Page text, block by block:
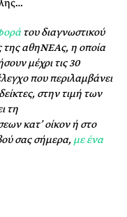
του διαγνωστικού
της αθηΝΕΑς, η οποία
μέχρι τις 30
που περιλαμβάνει
στην τιμή των
τη
κατ’ οίκον ή στο
σας σήμερα, με ένα